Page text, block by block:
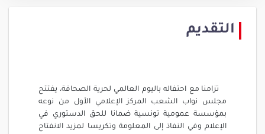
التقديم
تزامنا مع احتفاله باليوم العالمي لحرية الصحافة، يفتتح
مجلس نواب الشعب المركز الإعلامي الأول من نوعه
بمؤسسة عمومية تونسية ضمانا للحق الدستوري في
الإعلام وفي النفاذ إلى المعلومة وتكريسا لمزيد الانفتاح